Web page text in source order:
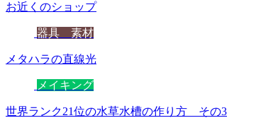
お近くのショップ
器具 素材
メタハラの直線光
メイキング
世界ランク21位の水草水槽の作り方 その3